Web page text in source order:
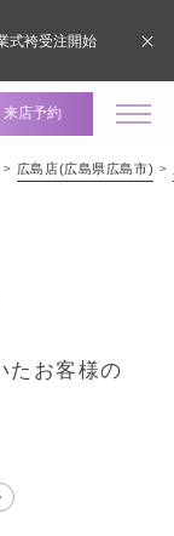
来店予約
広島店(広島県広島市)
たお客様の
式袴受注開始